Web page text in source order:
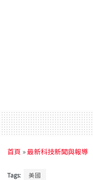
首頁 »最新科技新聞與報導
Tags: 美國